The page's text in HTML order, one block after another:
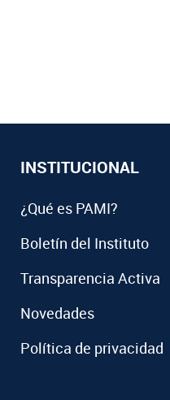
INSTITUCIONAL
¿Qué es PAMI?
Boletín del Instituto
Transparencia Activa
Novedades
Política de privacidad